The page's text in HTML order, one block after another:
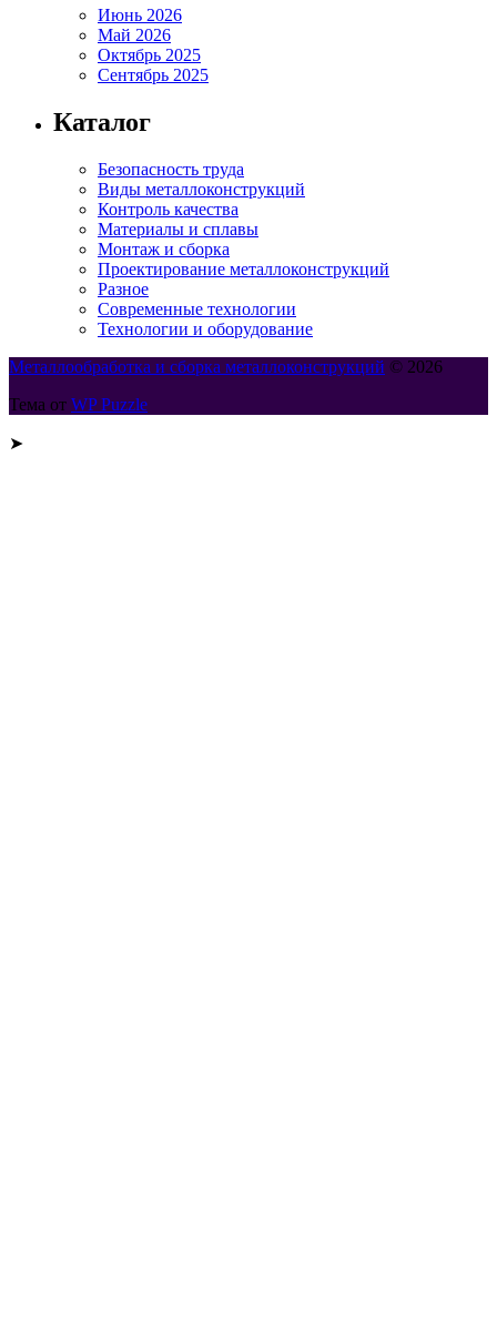
Июнь 2026
Май 2026
Октябрь 2025
Сентябрь 2025
Каталог
Безопасность труда
Виды металлоконструкций
Контроль качества
Материалы и сплавы
Монтаж и сборка
Проектирование металлоконструкций
Разное
Современные технологии
Технологии и оборудование
Металлообработка и сборка металлоконструкций © 2026
Тема от WP Puzzle
➤